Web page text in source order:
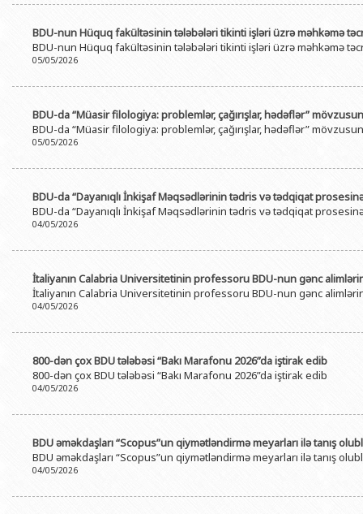
BDU-nun Hüquq fakültəsinin tələbələri tikinti işləri üzrə məhkəmə
BDU-nun Hüquq fakültəsinin tələbələri tikinti işləri üzrə məhkəmə
05/05/2026
BDU-da “Müasir filologiya: problemlər, çağırışlar, hədəflər”
BDU-da “Müasir filologiya: problemlər, çağırışlar, hədəflər”
05/05/2026
BDU-da “Dayanıqlı İnkişaf Məqsədlərinin tədris və tədqiqat
BDU-da “Dayanıqlı İnkişaf Məqsədlərinin tədris və tədqiqat
04/05/2026
İtaliyanın Calabria Universitetinin professoru BDU-nun gənc
İtaliyanın Calabria Universitetinin professoru BDU-nun gənc
04/05/2026
800-dən çox BDU tələbəsi “Bakı Marafonu 2026”da iştirak edib
800-dən çox BDU tələbəsi “Bakı Marafonu 2026”da iştirak edib
04/05/2026
BDU əməkdaşları “Scopus”un qiymətləndirmə meyarları ilə tanış
BDU əməkdaşları “Scopus”un qiymətləndirmə meyarları ilə tanış
04/05/2026